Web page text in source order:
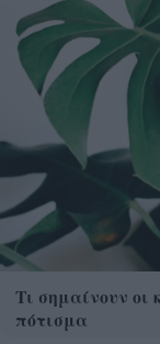
Τι σημαίνουν οι
πότισμα